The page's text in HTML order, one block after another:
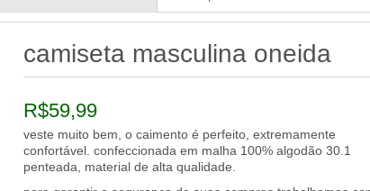
camiseta masculina oneida
R$59,99
veste muito bem, o caimento é perfeito, extremamente
confortável. confeccionada em malha 100% algodão 30.1
penteada, material de alta qualidade.
para garantir a segurança de suas compras trabalhamos com
a forma de pagamento do pagseguro.